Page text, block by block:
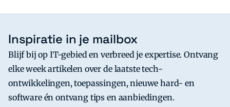
Inspiratie in je mailbox
Blijf bij op IT-gebied en verbreed je expertise. Ontvang
elke week artikelen over de laatste tech-
ontwikkelingen, toepassingen, nieuwe hard- en
software én ontvang tips en aanbiedingen.